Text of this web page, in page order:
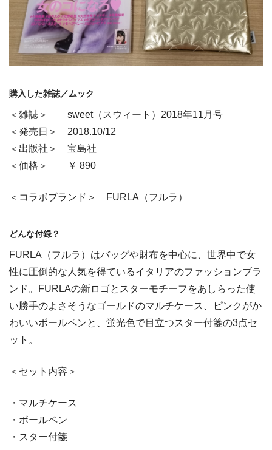
購入した雑誌／ムック
＜雑誌＞ sweet（スウィート）2018年11月号
＜発売日＞ 2018.10/12
＜出版社＞ 宝島社
＜価格＞ ￥ 890
＜コラボブランド＞ FURLA（フルラ）
どんな付録？
FURLA（フルラ）はバッグや財布を中心に、世界中で女
性に圧倒的な人気を得ているイタリアのファッションブラ
ンド。FURLAの新ロゴとスターモチーフをあしらった使
い勝手のよさそうなゴールドのマルチケース、ピンクがか
わいいボールペンと、蛍光色で目立つスター付箋の3点セ
ット。
＜セット内容＞
・マルチケース
・ボールペン
・スター付箋